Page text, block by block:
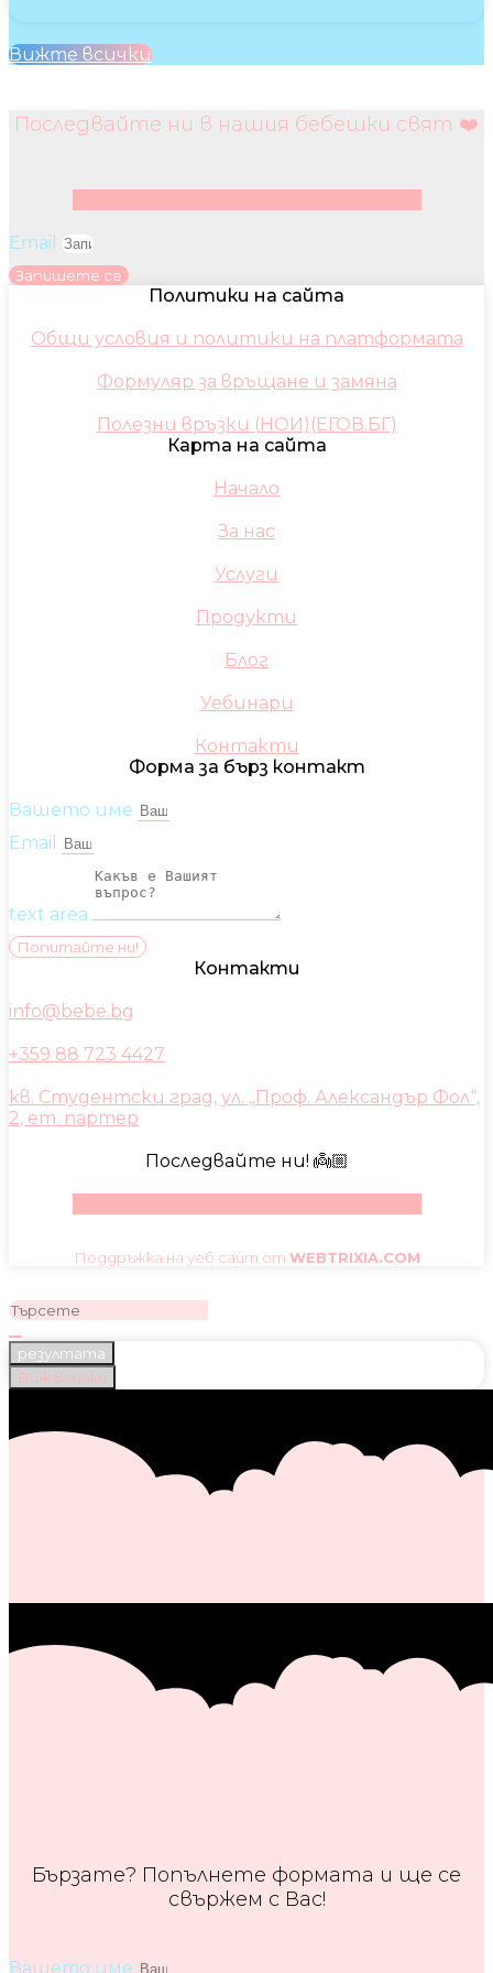
Вижте всички
Последвайте ни в нашия бебешки свят ❤️
Email
Запишете се
Политики на сайта
Общи условия и политики на платформата
Формуляр за връщане и замяна
Полезни връзки (НОИ)(ЕГОВ.БГ)
Карта на сайта
Начало
За нас
Услуги
Продукти
Блог
Уебинари
Контакти
Форма за бърз контакт
Вашето име
Email
text area
Попитайте ни!
Контакти
info@bebe.bg
+359 88 723 4427
кв. Студентски град, ул. „Проф. Александър Фол“,
2, ет. партер
Последвайте ни! 👼🏼
Поддръжка на уеб сайт от WEBTRIXIA.COM
резултата
Виж всички
Бързате? Попълнете формата и ще се
свържем с Вас!
Вашето име